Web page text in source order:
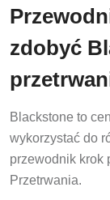
zdobyć
Blackstone to
wykorzystać do
przewodnik krok
Przetrwania.